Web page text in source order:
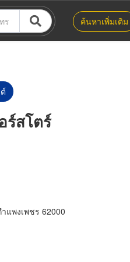
ค้นหาเพิ่มเติม
ร์สโตร์
แพงเพชร 62000